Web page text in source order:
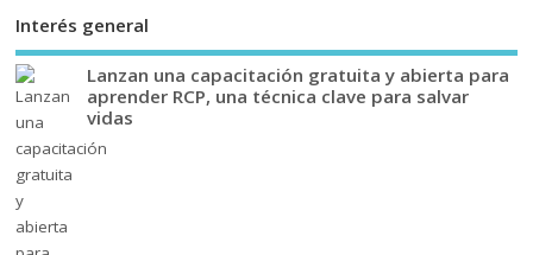
Interés general
Lanzan una capacitación gratuita y abierta para
aprender RCP, una técnica clave para salvar
vidas